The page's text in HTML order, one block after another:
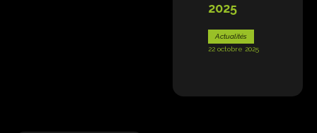
2025
Actualités
22 octobre 2025